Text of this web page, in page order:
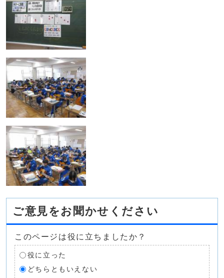
ご意見をお聞かせください
このページは役に立ちましたか？
役に立った
どちらともいえない